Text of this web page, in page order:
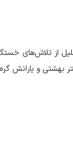
از تلاش‌های
بهشتی و یارانش